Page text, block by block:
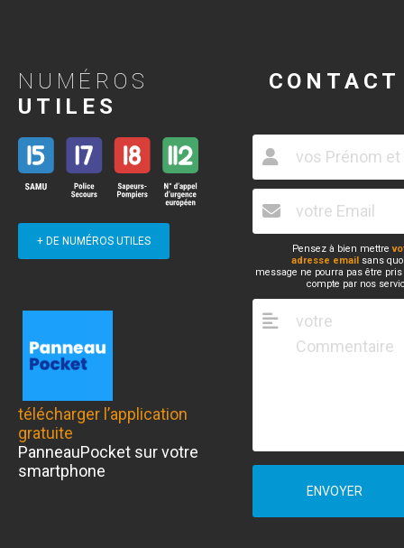
NUMÉROS
UTILES
+ DE NUMÉROS UTILES
télécharger l’application
gratuite
PanneauPocket sur votre
smartphone
CONTACT
Pensez à bien mettre
adresse email sans
message ne pourra pas être
compte par nos
ENVOYER